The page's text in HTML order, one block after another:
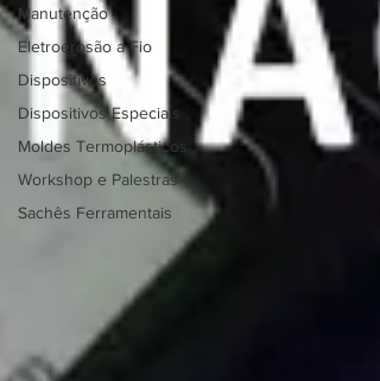
Manutenção
Eletroerosão a Fio
Dispositivos
Dispositivos Especiais
Moldes Termoplásticos
Workshop e Palestras
Sachês Ferramentais